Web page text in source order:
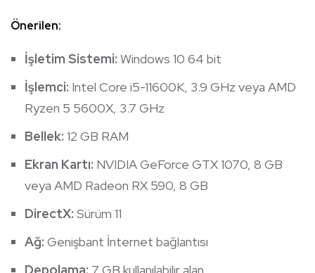
Önerilen:
İşletim Sistemi: Windows 10 64 bit
İşlemci: Intel Core i5-11600K, 3.9 GHz veya AMD
Ryzen 5 5600X, 3.7 GHz
Bellek: 12 GB RAM
Ekran Kartı: NVIDIA GeForce GTX 1070, 8 GB
veya AMD Radeon RX 590, 8 GB
DirectX: Sürüm 11
Ağ: Genişbant İnternet bağlantısı